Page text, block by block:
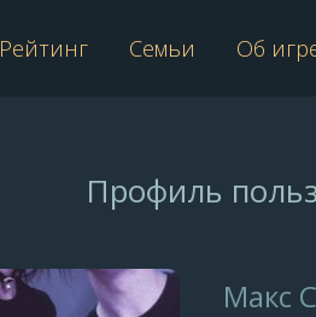
Рейтинг Семьи Об
Профиль
Макс